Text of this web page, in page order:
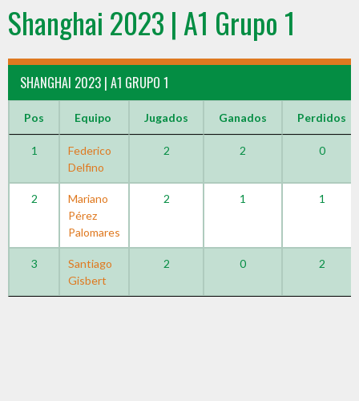
Shanghai 2023 | A1 Grupo 1
SHANGHAI 2023 | A1 GRUPO 1
Pos Equipo Jugados Ganados Perdidos
1
Federico
Delfino
2 2 0
2
Mariano
Pérez
Palomares
2 1 1
3
Santiago
Gisbert
2 0 2